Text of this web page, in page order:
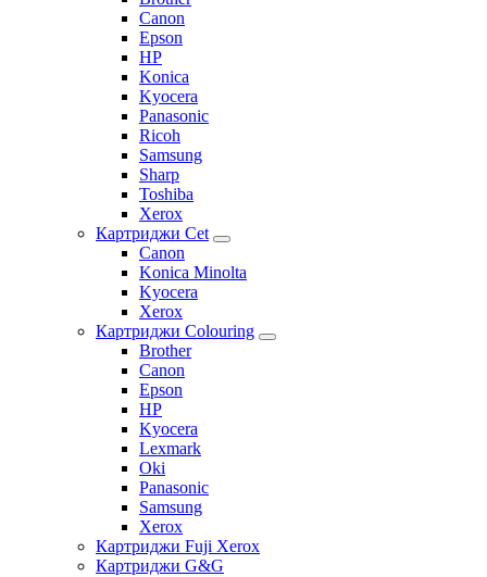
Canon
Epson
HP
Konica
Kyocera
Panasonic
Ricoh
Samsung
Sharp
Toshiba
Xerox
Картриджи Cet
Canon
Konica Minolta
Kyocera
Xerox
Картриджи Colouring
Brother
Canon
Epson
HP
Kyocera
Lexmark
Oki
Panasonic
Samsung
Xerox
Картриджи Fuji Xerox
Картриджи G&G